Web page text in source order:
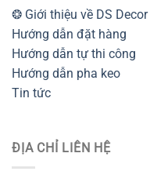
❂ Giới thiệu về DS Decor
Hướng dẫn đặt hàng
Hướng dẫn tự thi công
Hướng dẫn pha keo
Tin tức
ĐỊA CHỈ LIÊN HỆ